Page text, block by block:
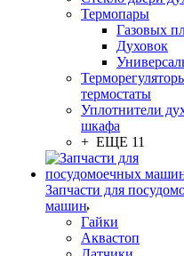
Термопары
Газовых
Духовок
термостаты
Уплотнители
шкафа
+ ЕЩЕ 11
Запчасти для
машин
Гайки
Аквастоп